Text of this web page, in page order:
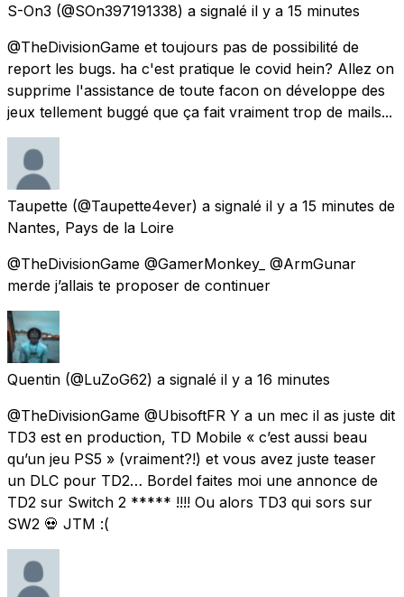
S-On3 (@SOn397191338) a signalé il y a 15 minutes
@TheDivisionGame et toujours pas de possibilité de
report les bugs. ha c'est pratique le covid hein? Allez on
supprime l'assistance de toute facon on développe des
jeux tellement buggé que ça fait vraiment trop de mails...
Taupette (@Taupette4ever) a signalé il y a 15 minutes de
Nantes, Pays de la Loire
@TheDivisionGame @GamerMonkey_ @ArmGunar
merde j’allais te proposer de continuer
Quentin (@LuZoG62) a signalé il y a 16 minutes
@TheDivisionGame @UbisoftFR Y a un mec il as juste dit
TD3 est en production, TD Mobile « c’est aussi beau
qu’un jeu PS5 » (vraiment?!) et vous avez juste teaser
un DLC pour TD2… Bordel faites moi une annonce de
TD2 sur Switch 2 ***** !!!! Ou alors TD3 qui sors sur
SW2 💀 JTM :(